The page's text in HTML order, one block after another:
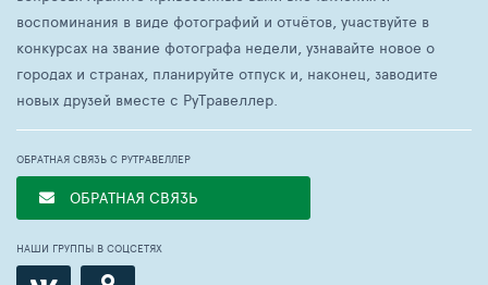
воспоминания в виде фотографий и отчётов, участвуйте в
конкурсах на звание фотографа недели, узнавайте новое о
городах и странах, планируйте отпуск и, наконец, заводите
новых друзей вместе с РуТравеллер.
ОБРАТНАЯ СВЯЗЬ С РУТРАВЕЛЛЕР
ОБРАТНАЯ СВЯЗЬ
НАШИ ГРУППЫ В СОЦСЕТЯХ